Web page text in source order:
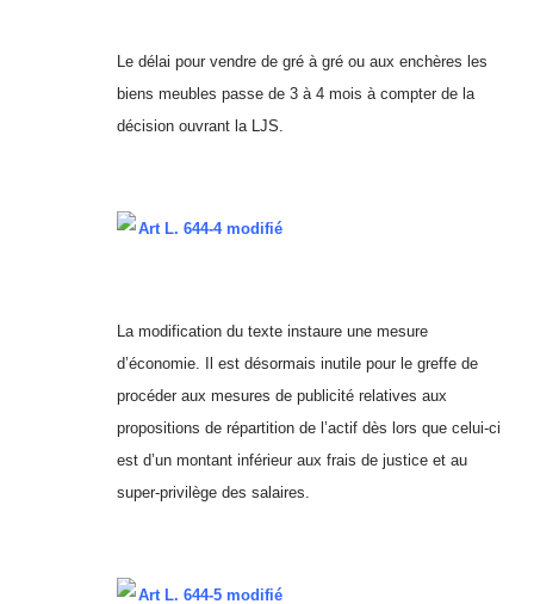
Le délai pour vendre de gré à gré ou aux enchères les
biens meubles passe de 3 à 4 mois à compter de la
décision ouvrant la LJS.
Art L. 644-4 modifié
La modification du texte instaure une mesure
d’économie. Il est désormais inutile pour le greffe de
procéder aux mesures de publicité relatives aux
propositions de répartition de l’actif dès lors que celui-ci
est d’un montant inférieur aux frais de justice et au
super-privilège des salaires.
Art L. 644-5 modifié